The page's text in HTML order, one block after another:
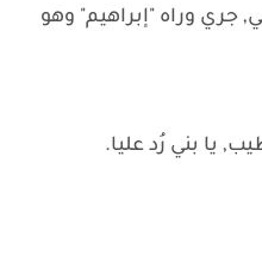
وراه "إبراهيم" وهو
يا بني رُد عليا.